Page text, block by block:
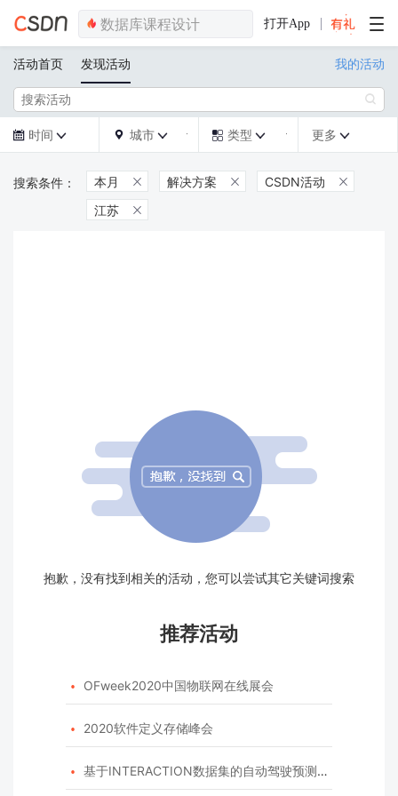
打开App
活动首页 发现活动 我的活动

 时间   城市   类型  更多 
本月  解决方案  CSDN活动 
江苏 
抱歉，没有找到相关的活动，您可以尝试其它关键词搜索
推荐活动
 OFweek2020中国物联网在线展会
 2020软件定义存储峰会
 基于INTERACTION数据集的自动驾驶预测模型挑战赛